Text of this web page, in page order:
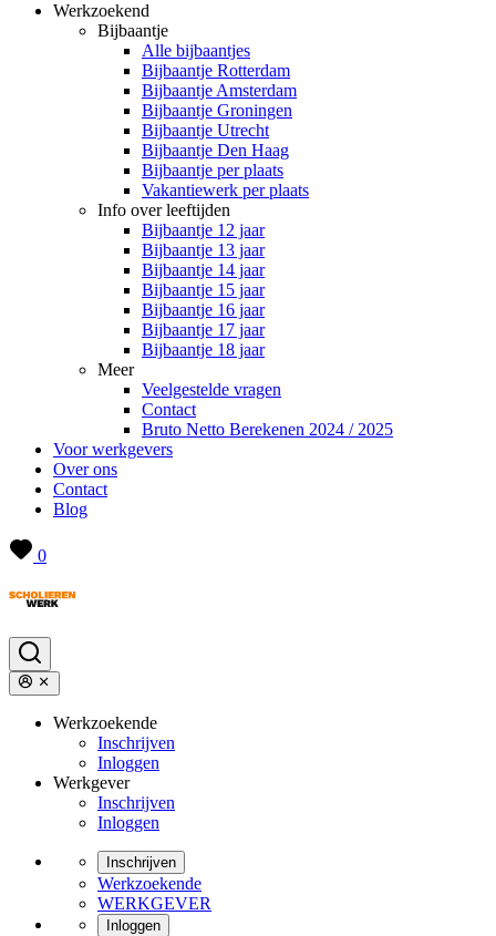
Werkzoekend
Bijbaantje
Alle bijbaantjes
Bijbaantje Rotterdam
Bijbaantje Amsterdam
Bijbaantje Groningen
Bijbaantje Utrecht
Bijbaantje Den Haag
Bijbaantje per plaats
Vakantiewerk per plaats
Info over leeftijden
Bijbaantje 12 jaar
Bijbaantje 13 jaar
Bijbaantje 14 jaar
Bijbaantje 15 jaar
Bijbaantje 16 jaar
Bijbaantje 17 jaar
Bijbaantje 18 jaar
Meer
Veelgestelde vragen
Contact
Bruto Netto Berekenen 2024 / 2025
Voor werkgevers
Over ons
Contact
Blog
0
Werkzoekende
Inschrijven
Inloggen
Werkgever
Inschrijven
Inloggen
Inschrijven
Werkzoekende
WERKGEVER
Inloggen